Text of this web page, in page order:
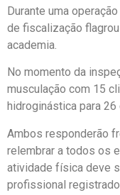
Durante uma
de fiscalização
academia.
No momento da
musculação com 15
hidroginástica para
Ambos responderão
relembrar a todos os
atividade física deve
profissional registrado